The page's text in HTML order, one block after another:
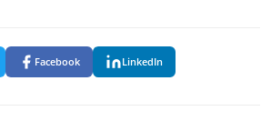
Facebook LinkedIn